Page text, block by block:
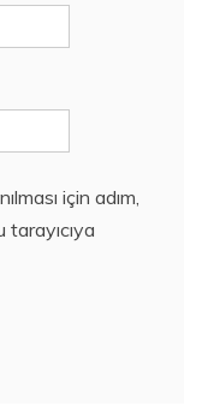
için adım,